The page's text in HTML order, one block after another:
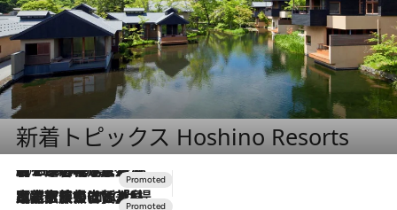
新着トピックス Hoshino Resorts
2026.8.7
【トンボの足水浴】ヒノキの香りに包まれて涼感マックス！約13℃の湧水かけ流しを避暑地「星野温泉 トンボの湯」で体験
2026.7.31
【ホテル帰省】という選択肢をOMOが提案。家族とほどよい距離を保つには「昼は実家、夜は気兼ねなくホテルで！」